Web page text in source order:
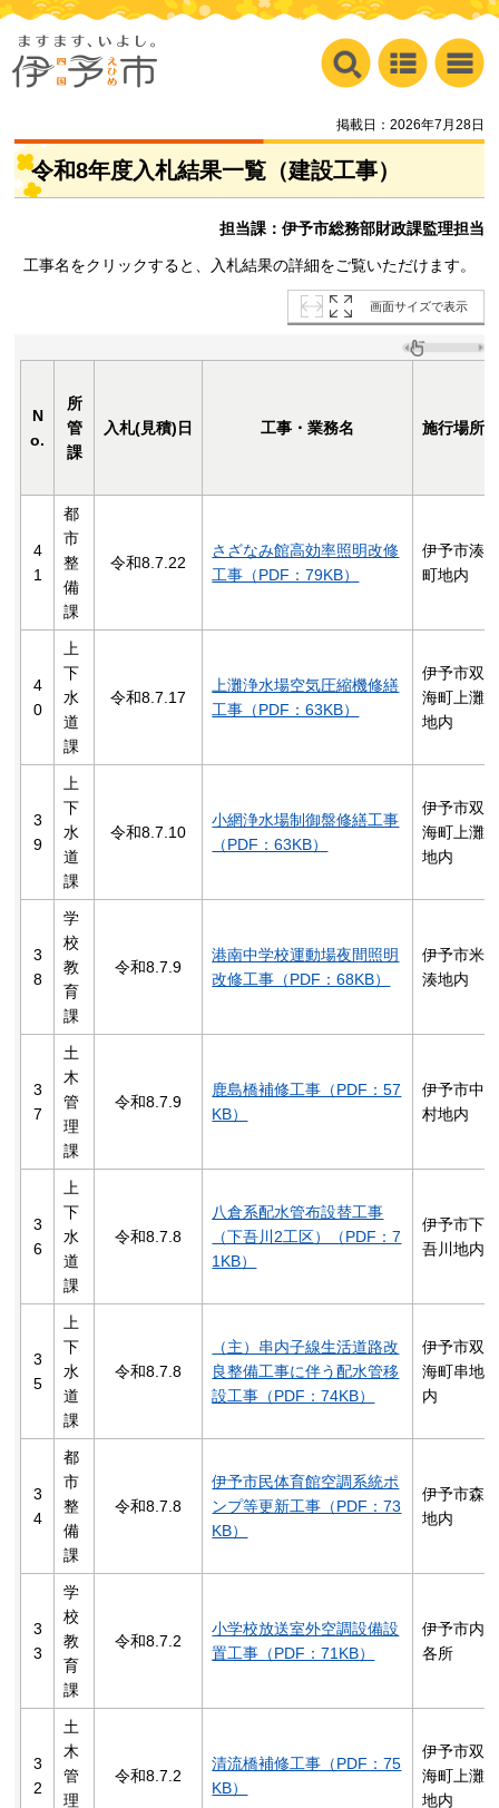
掲載日：2026年7月28日
令和8年度入札結果一覧（建設工事）
担当課：伊予市総務部財政課監理担当
工事名をクリックすると、入札結果の詳細をご覧いただけます。
画面サイズで表示
N
o.
所
管
課
入札(見積)日 工事・業務名 施行場所
4
1
都
市
整
備
課
令和8.7.22
さざなみ館高効率照明改修
工事（PDF：79KB）
伊予市湊
町地内
4
0
上
下
水
道
課
令和8.7.17
上灘浄水場空気圧縮機修繕
工事（PDF：63KB）
伊予市双
海町上灘
地内
3
9
上
下
水
道
課
令和8.7.10
小網浄水場制御盤修繕工事
（PDF：63KB）
伊予市双
海町上灘
地内
3
8
学
校
教
育
課
令和8.7.9
港南中学校運動場夜間照明
改修工事（PDF：68KB）
伊予市米
湊地内
3
7
土
木
管
理
課
令和8.7.9
鹿島橋補修工事（PDF：57
KB）
伊予市中
村地内
3
6
上
下
水
道
課
令和8.7.8
八倉系配水管布設替工事
（下吾川2工区）（PDF：7
1KB）
伊予市下
吾川地内
3
5
上
下
水
道
課
令和8.7.8
（主）串内子線生活道路改
良整備工事に伴う配水管移
設工事（PDF：74KB）
伊予市双
海町串地
内
3
4
都
市
整
備
課
令和8.7.8
伊予市民体育館空調系統ポ
ンプ等更新工事（PDF：73
KB）
伊予市森
地内
3
3
学
校
教
育
課
令和8.7.2
小学校放送室外空調設備設
置工事（PDF：71KB）
伊予市内
各所
3
2
土
木
管
理
令和8.7.2
清流橋補修工事（PDF：75
KB）
伊予市双
海町上灘
地内